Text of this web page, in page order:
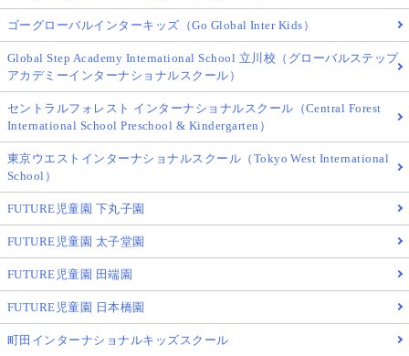
ゴーグローバルインターキッズ（Go Global Inter Kids）
Global Step Academy International School 立川校（グローバルステップ
アカデミーインターナショナルスクール）
セントラルフォレスト インターナショナルスクール（Central Forest
International School Preschool & Kindergarten）
東京ウエストインターナショナルスクール（Tokyo West International
School）
FUTURE児童園 下丸子園
FUTURE児童園 太子堂園
FUTURE児童園 田端園
FUTURE児童園 日本橋園
町田インターナショナルキッズスクール